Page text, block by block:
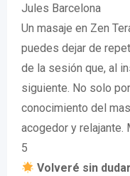
Jules Barcelona
Un masaje en Zen
puedes dejar de
de la sesión que, al
siguiente. No solo
conocimiento del
acogedor y relajante.
5
Volveré sin